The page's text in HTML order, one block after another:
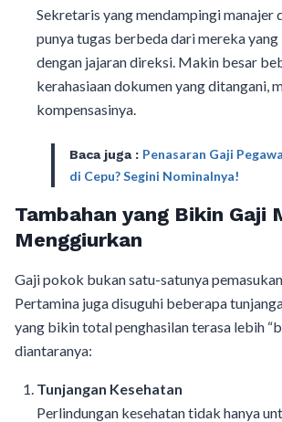
Sekretaris yang mendampingi manajer
punya tugas berbeda dari mereka
dengan jajaran direksi. Makin besar
kerahasiaan dokumen yang ditangani,
kompensasinya.
Baca juga : Penasaran Gaji
di Cepu? Segini Nominalnya!
Tambahan yang Bikin Gaji
Menggiurkan
Gaji pokok bukan satu-satunya
Pertamina juga disuguhi beberapa
yang bikin total penghasilan terasa lebih
diantaranya:
Tunjangan Kesehatan
Perlindungan kesehatan tidak hanya